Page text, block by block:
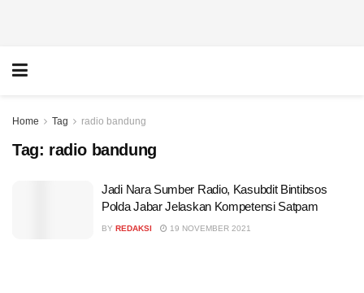
Home Tag radio bandung
Tag: radio bandung
Jadi Nara Sumber Radio, Kasubdit Bintibsos
Polda Jabar Jelaskan Kompetensi Satpam
BY REDAKSI 19 NOVEMBER 2021